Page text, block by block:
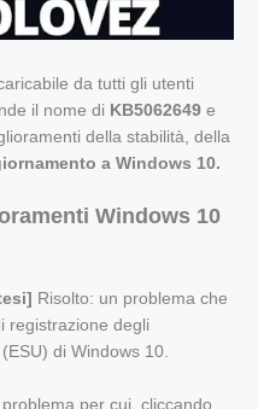
da tutti gli utenti
il nome di KB5062649 e
della stabilità della
a Windows 10.
Windows 10
Risolto: un problema che
registrazione degli
di Windows 10.
per cui, cliccando